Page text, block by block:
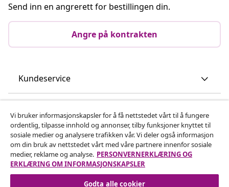
Send inn en angrerett for bestillingen din.
Angre på kontrakten
Kundeservice
vidaXL
Oppdag mer
Vi bruker informasjonskapsler for å få nettstedet vårt til å fungere
ordentlig, tilpasse innhold og annonser, tilby funksjoner knyttet til
sosiale medier og analysere trafikken vår. Vi deler også informasjon
om din bruk av nettstedet vårt med våre partnere innenfor sosiale
medier, reklame og analyse. PERSONVERNERKLÆRING OG
ERKLÆRING OM INFORMASJONSKAPSLER
Godta alle cookier